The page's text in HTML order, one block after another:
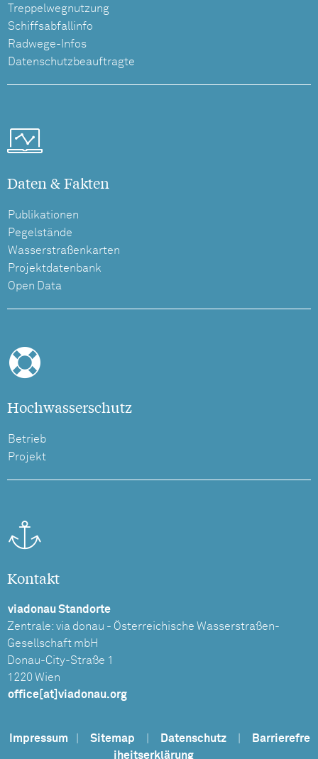
Treppelwegnutzung
Schiffsabfallinfo
Radwege-Infos
Datenschutzbeauftragte
Daten & Fakten
Publikationen
Pegelstände
Wasserstraßenkarten
Projektdatenbank
Open Data
Hochwasserschutz
Betrieb
Projekt
Kontakt
viadonau Standorte
Zentrale: via donau - Österreichische Wasserstraßen-
Gesellschaft mbH
Donau-City-Straße 1
1220 Wien
office[at]viadonau.org
Impressum Sitemap Datenschutz
Barrierefre
iheitserklärung